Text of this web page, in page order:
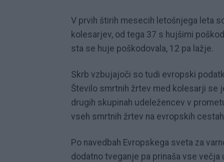
V prvih štirih mesecih letošnjega leta
kolesarjev, od tega 37 s hujšimi
sta se huje poškodovala, 12 pa lažje.
Skrb vzbujajoči so tudi evropski
Število smrtnih žrtev med kolesarji se
drugih skupinah udeležencev v
vseh smrtnih žrtev na evropskih
Po navedbah Evropskega sveta za
dodatno tveganje pa prinaša vse